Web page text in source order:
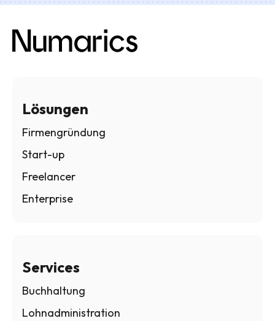
Lösungen
Firmengründung
Start-up
Freelancer
Enterprise
Services
Buchhaltung
Lohnadministration